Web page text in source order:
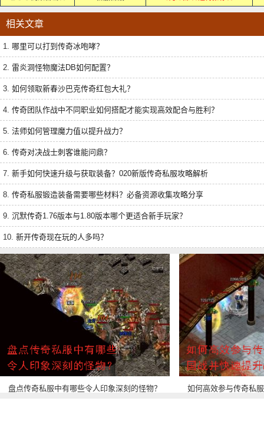
相关文章
1. 哪里可以打到传奇冰咆哮？
2. 雷炎洞怪物魔法DB如何配置？
3. 如何领取新春沙巴克传奇红包大礼？
4. 传奇团队作战中不同职业如何搭配才能实现高效配合与胜利？
5. 法师如何管理魔力值以提升战力？
6. 传奇对决战士刺客谁能问鼎？
7. 新手如何快速升级与获取装备？020新版传奇私服攻略解析
8. 传奇私服锻造装备需要哪些材料？必备资源收集攻略分享
9. 沉默传奇1.76版本与1.80版本哪个更适合新手玩家？
10. 新开传奇现在玩的人多吗？
盘点传奇私服中有哪些令人印象深刻的怪物？ 如何高效参与传奇私